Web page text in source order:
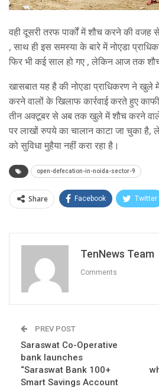
वही दूसरी तरफ पार्कों में शौच करने की
, साथ ही इस समस्या के बारे में नोएडा
फिर भी कई साल हो गए , लेकिन आज तक
खासबात यह है की नोएडा प्राधिकरण ने खुले
करने वालों के खिलाफ कार्रवाई करते हुए
तीन अक्टूबर से अब तक खुले में शौच करने
पर लाखों रुपये का चालान काटा जा चुका है,
को सुविधा मुहैया नहीं करा रहा है।
open-defecation-in-noida-sector-9
Share Facebook Twitter
TenNews Team
Comments
PREV POST
Saraswat Co-Operative
bank launches
“Saraswat Bank 100+
Smart Savings Account